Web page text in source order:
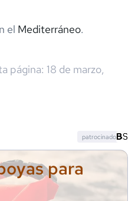
el Mediterráneo.
página: 18 de marzo,
para
patrocinado